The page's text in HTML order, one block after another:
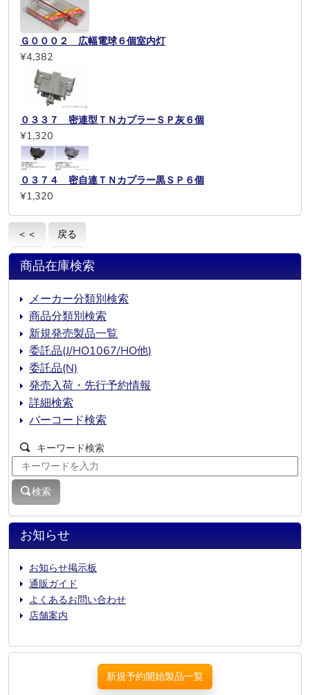
Ｇ０００２ 広幅電球６個室内灯
¥4,382
０３３７ 密連型ＴＮカプラーＳＰ灰６個
¥1,320
０３７４ 密自連ＴＮカプラー黒ＳＰ６個
¥1,320
＜＜ 戻る
お知らせ
お知らせ掲示板
通販ガイド
よくあるお問い合わせ
店舗案内
商品在庫検索
メーカー分類別検索
商品分類別検索
新規発売製品一覧
委託品(J/HO1067/HO他)
委託品(N)
発売入荷・先行予約情報
詳細検索
バーコード検索
キーワード検索
検索
新規予約開始製品一覧